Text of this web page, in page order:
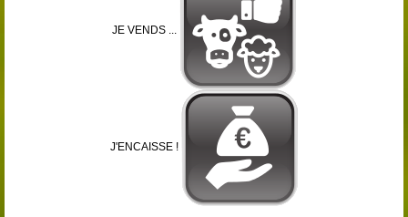
JE VENDS ...
J'ENCAISSE !